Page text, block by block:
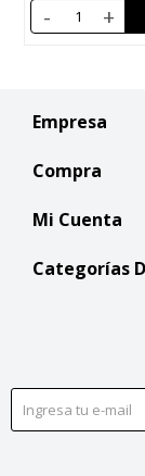
-
Empresa
Compra
Mi Cuenta
Categorías